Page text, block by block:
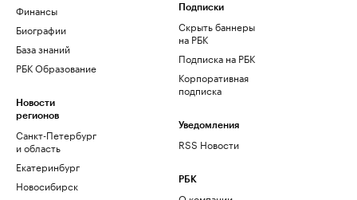
Финансы
Биографии
База знаний
РБК Образование
Новости
регионов
Санкт-Петербург
и область
Екатеринбург
Новосибирск
Подписки
Скрыть баннеры
на РБК
Подписка на РБК
Корпоративная
подписка
Уведомления
RSS Новости
РБК